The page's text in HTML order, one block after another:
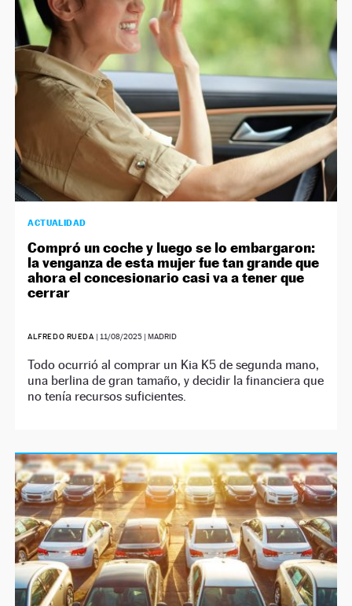
NEWSLETTER
SÍGUENOS
ACTUALIDAD
Compró un coche y luego se lo embargaron:
la venganza de esta mujer fue tan grande que
ahora el concesionario casi va a tener que
cerrar
ALFREDO RUEDA | 11/08/2025| MADRID
Todo ocurrió al comprar un Kia K5 de segunda mano,
una berlina de gran tamaño, y decidir la financiera que
no tenía recursos suficientes.